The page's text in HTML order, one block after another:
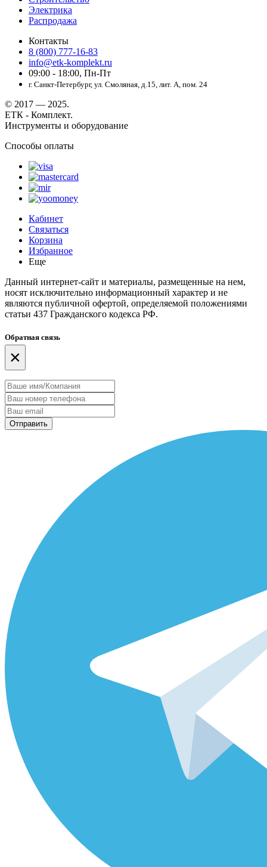
Электрика
Распродажа
Контакты
8 (800) 777-16-83
info@etk-komplekt.ru
09:00 - 18:00, Пн-Пт
г. Санкт-Петербург, ул. Смоляная, д.15, лит. А, пом. 24
© 2017 — 2025.
ЕТК - Комплект.
Инструменты и оборудование
Способы оплаты
Кабинет
Связаться
Корзина
Избранное
Еще
Данный интернет-сайт и материалы, размещенные на нем,
носят исключительно информационный характер и не
являются публичной офертой, определяемой положениями
статьи 437 Гражданского кодекса РФ.
Обратная связь
×
Отправить